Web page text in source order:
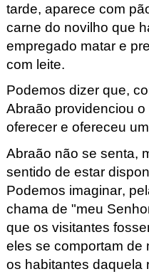
tarde, aparece com
carne do novilho que
empregado matar e
com leite.
Podemos dizer que,
Abraão providenciou
oferecer e ofereceu
Abraão não se senta,
sentido de estar
Podemos imaginar,
chama de "meu
que os visitantes
eles se comportam de
os habitantes daquela